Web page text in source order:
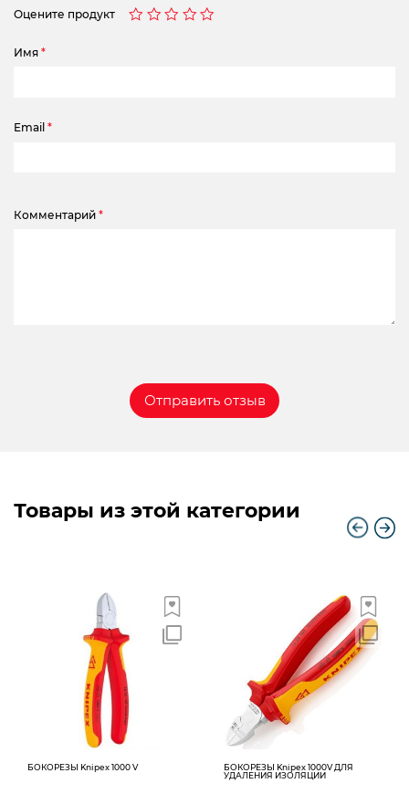
Оцените продукт
Имя *
Email *
Комментарий *
Товары из этой категории
БОКОРЕЗЫ Knipex 1000 V
БОКОРЕЗЫ Knipex 1000V ДЛЯ
УДАЛЕНИЯ ИЗОЛЯЦИИ